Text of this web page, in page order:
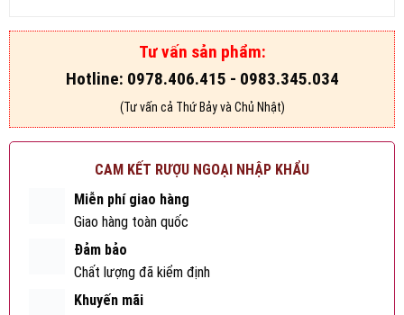
Tư vấn sản phẩm:
Hotline: 0978.406.415 - 0983.345.034
(Tư vấn cả Thứ Bảy và Chủ Nhật)
CAM KẾT RƯỢU NGOẠI NHẬP KHẨU
Miễn phí giao hàng
Giao hàng toàn quốc
Đảm bảo
Chất lượng đã kiểm định
Khuyến mãi